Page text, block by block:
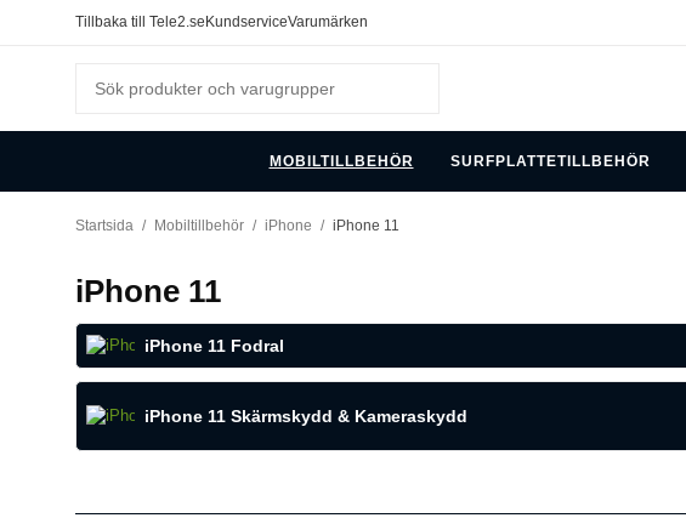
Tillbaka till Tele2.se KundserviceVarumärken
MOBILTILLBEHÖR SURFPLATTETILLBEHÖR
Startsida / Mobiltillbehör / iPhone / iPhone 11
iPhone 11
iPhone 11 Fodral
iPhone 11 Skärmskydd & Kameraskydd